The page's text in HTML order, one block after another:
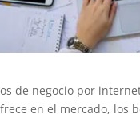
de negocio por
en el mercado, los